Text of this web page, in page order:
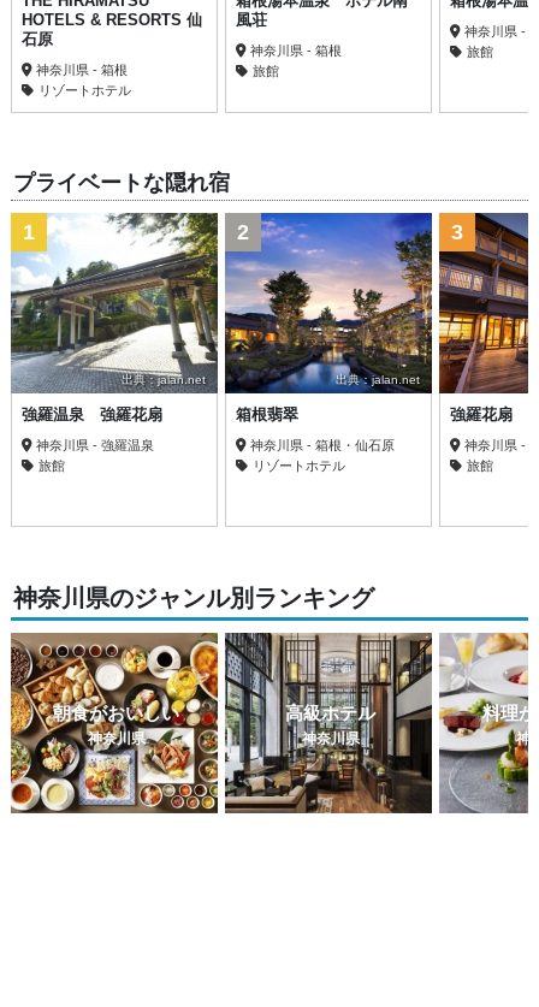
HOTELS & RESORTS 仙
石原
神奈川県 - 箱根
リゾートホテル
風荘
神奈川県 - 箱根
旅館
神奈川県 -
旅館
プライベートな隠れ宿
出典：jalan.net
1
強羅温泉 強羅花扇
神奈川県 - 強羅温泉
旅館
出典：jalan.net
2
箱根翡翠
神奈川県 - 箱根・仙石原
リゾートホテル
3
強羅花扇
神奈川県 -
旅館
神奈川県のジャンル別ランキング
朝食がおいしい
神奈川県
高級ホテル
神奈川県
料理
神